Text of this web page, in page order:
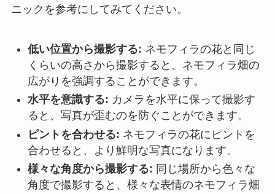
ニックを参考にしてみてください。
低い位置から撮影する: ネモフィラの花と同じ
くらいの高さから撮影すると、ネモフィラ畑の
広がりを強調することができます。
水平を意識する: カメラを水平に保って撮影す
ると、写真が歪むのを防ぐことができます。
ピントを合わせる: ネモフィラの花にピントを
合わせると、より鮮明な写真になります。
様々な角度から撮影する: 同じ場所から色々な
角度で撮影すると、様々な表情のネモフィラ畑